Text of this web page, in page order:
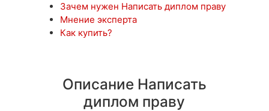
Зачем нужен Написать диплом праву
Мнение эксперта
Как купить?
Описание Написать
диплом праву